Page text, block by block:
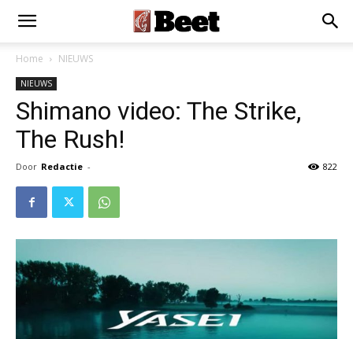
Home NIEUWS
NIEUWS
Shimano video: The Strike,
The Rush!
Door Redactie - 822